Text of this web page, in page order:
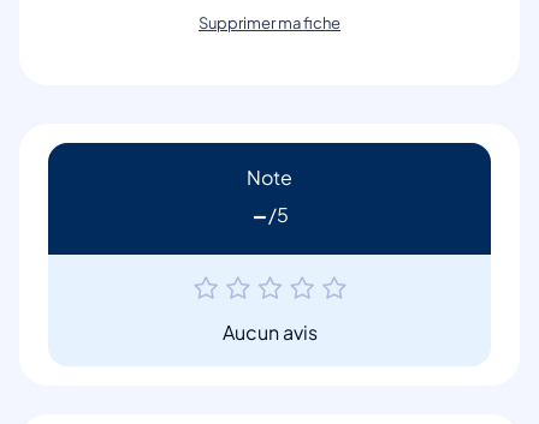
Supprimer ma fiche
Note
-
Aucun avis